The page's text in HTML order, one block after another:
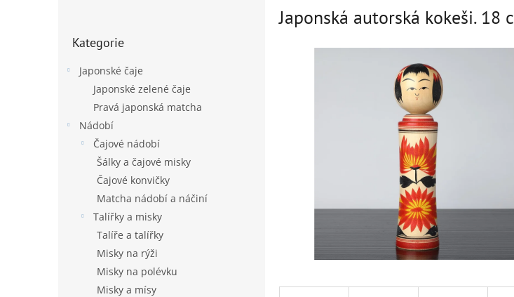
kategorie
Kategorie
Japonské čaje
Japonské zelené čaje
Pravá japonská matcha
Nádobí
Čajové nádobí
Šálky a čajové misky
Čajové konvičky
Matcha nádobí a náčiní
Talířky a misky
Talíře a talířky
Misky na rýži
Misky na polévku
Misky a mísy
Japonská autorská kokeši. 18